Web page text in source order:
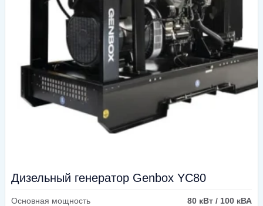
Дизельный генератор Genbox YC80
Основная мощность 80 кВт / 100 кВА